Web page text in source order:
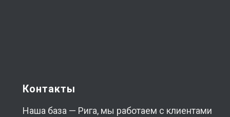
Контакты
Наша база — Рига, мы работаем с клиентами